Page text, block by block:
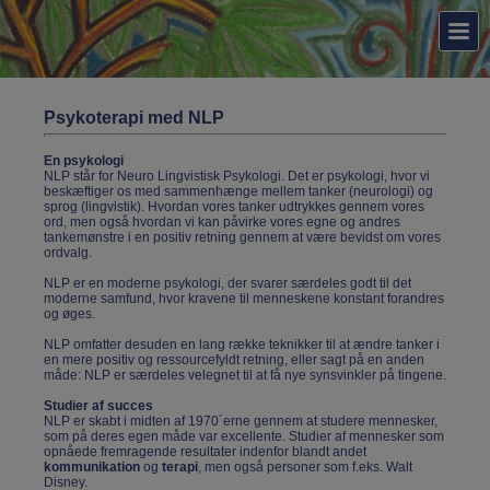
Psykoterapi med NLP
En psykologi
NLP står for Neuro Lingvistisk Psykologi. Det er psykologi, hvor vi
beskæftiger os med sammenhænge mellem tanker (neurologi) og
sprog (lingvistik). Hvordan vores tanker udtrykkes gennem vores
ord, men også hvordan vi kan påvirke vores egne og andres
tankemønstre i en positiv retning gennem at være bevidst om vores
ordvalg.
NLP er en moderne psykologi, der svarer særdeles godt til det
moderne samfund, hvor kravene til menneskene konstant forandres
og øges.
NLP omfatter desuden en lang række teknikker til at ændre tanker i
en mere positiv og ressourcefyldt retning, eller sagt på en anden
måde: NLP er særdeles velegnet til at få nye synsvinkler på tingene.
Studier af succes
NLP er skabt i midten af 1970´erne gennem at studere mennesker,
som på deres egen måde var excellente. Studier af mennesker som
opnåede fremragende resultater indenfor blandt andet
kommunikation og terapi, men også personer som f.eks. Walt
Disney.